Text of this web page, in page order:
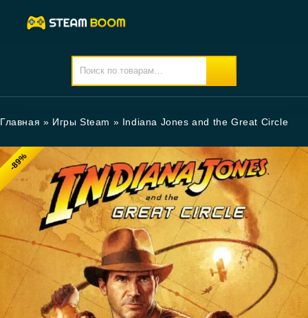
Главная » Игры Steam » Indiana Jones and the Great Circle
-89%